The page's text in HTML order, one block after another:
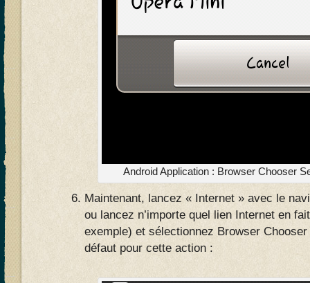
Android Application : Browser Chooser
Maintenant, lancez « Internet » avec le
ou lancez n’importe quel lien Internet en
exemple) et sélectionnez Browser
défaut pour cette action :